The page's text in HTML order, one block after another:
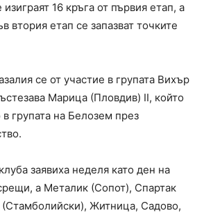
16 кръга от първия етап, а
втория етап се запазват точките
се от участие в групата Вихър
Марица (Пловдив) II, който
групата на Белозем през
заявиха неделя като ден на
а Металик (Сопот), Спартак
Житница, Садово,